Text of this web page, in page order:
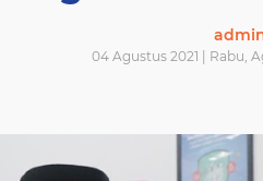
04 Agustus 2021 | Rabu,